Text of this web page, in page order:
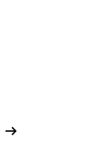
arrow_right_alt